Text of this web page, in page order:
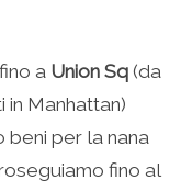
a Union Sq (da
Manhattan)
per la nana
fino al